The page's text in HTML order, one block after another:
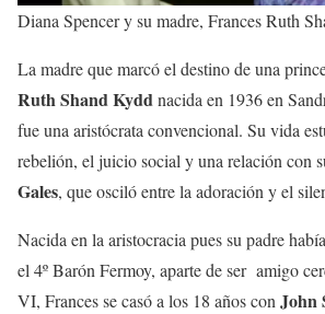
Diana Spencer y su madre, Frances Ruth
La madre que marcó el destino de una
Ruth Shand Kyddnacida en 1936 en
fue una aristócrata convencional. Su vida
rebelión, el juicio social y una relación con
Gales, que osciló entre la adoración y el
Nacida en la aristocracia pues su padre
el 4º Barón Fermoy, aparte de ser amigo
VI, Frances se casó a los 18 años con John